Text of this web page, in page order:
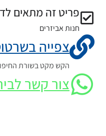
פריט זה מתאים
חנות אביזרים
צפייה
הקש מקט בשורת
צור קשר